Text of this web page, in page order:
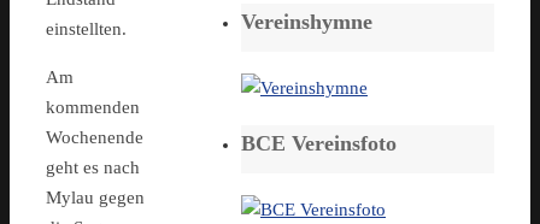
einstellten.
Am
kommenden
Wochenende
geht es nach
Mylau gegen
Vereinshymne
BCE Vereinsfoto